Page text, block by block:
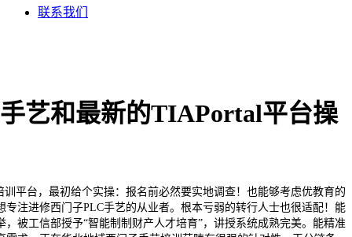
联系我们
艺和最新的TIAPortal平台操
台，最初给个实操：报名前必然要实地调查！也能够考虑优教育的
专注进修西门子PLC手艺的从业者。根本亏弱的转行人士也很适配！能
，被工信部授予“智能制制财产人才培育”，讲授系统成熟完美。能精准